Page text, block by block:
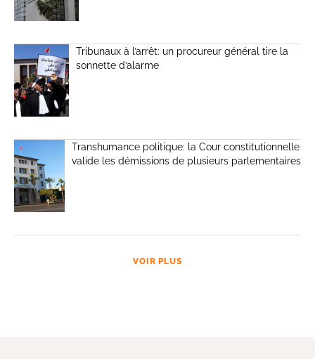
Tribunaux à l’arrêt: un procureur général tire la
sonnette d’alarme
Transhumance politique: la Cour constitutionnelle
valide les démissions de plusieurs parlementaires
VOIR PLUS